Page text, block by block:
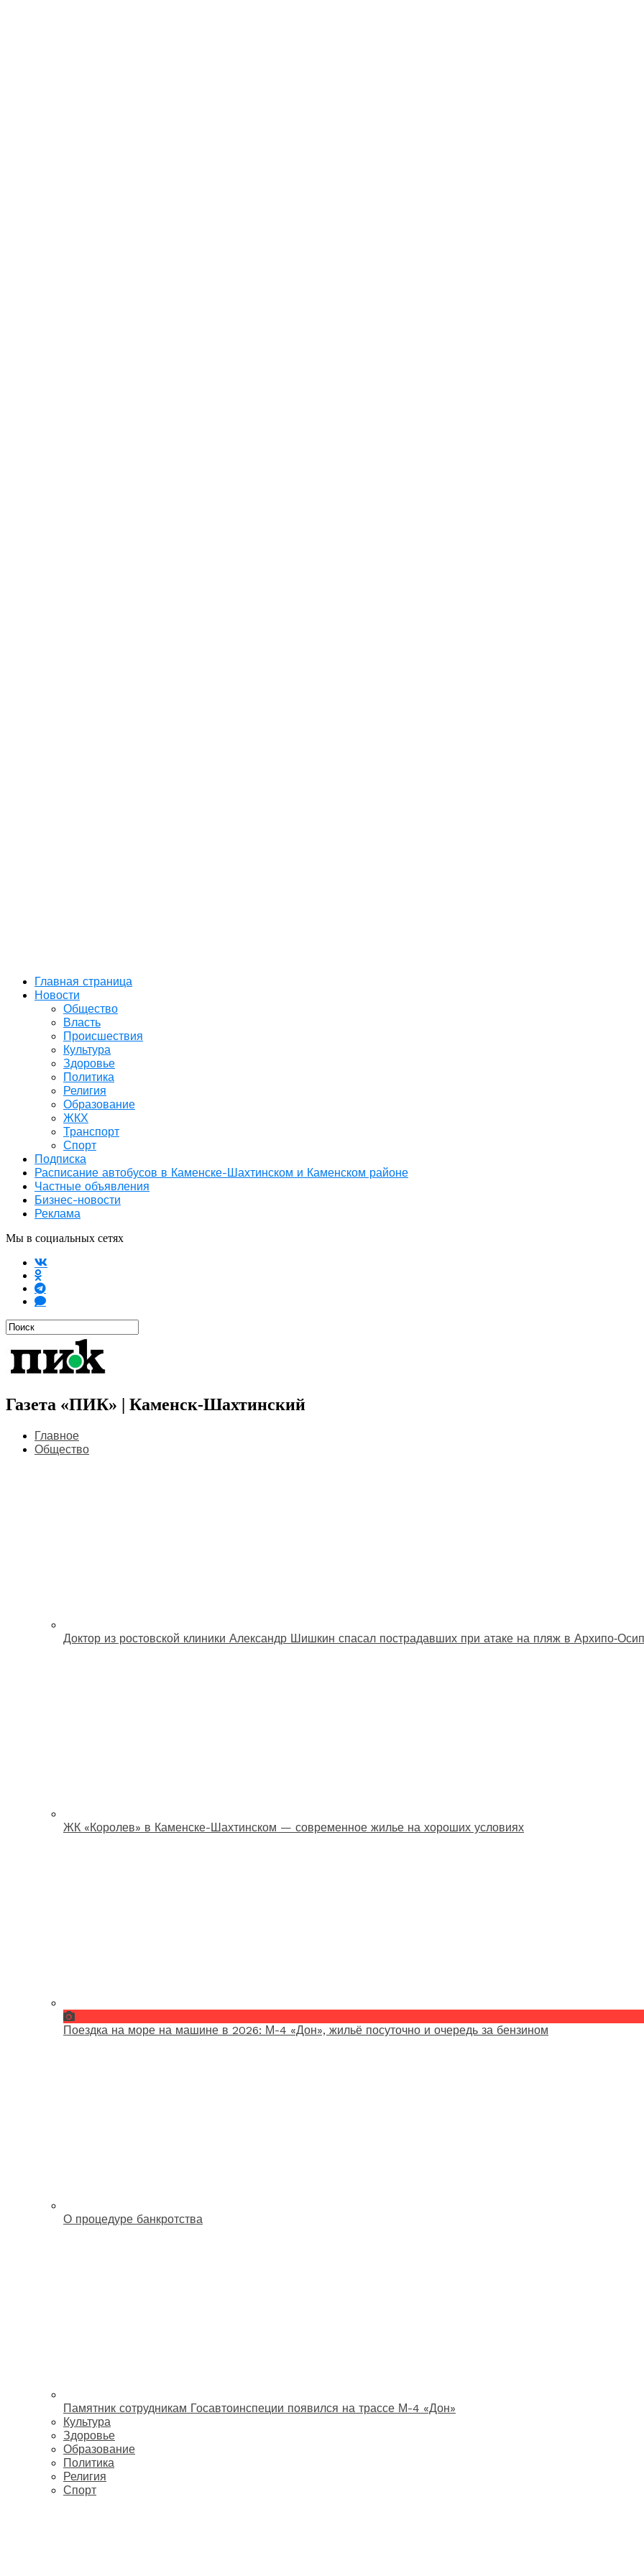
Главная страница
Новости
Общество
Власть
Происшествия
Культура
Здоровье
Политика
Религия
Образование
ЖКХ
Транспорт
Спорт
Подписка
Расписание автобусов в Каменске-Шахтинском и Каменском районе
Частные объявления
Бизнес-новости
Реклама
Мы в социальных сетях
Газета «ПИК» | Каменск-Шахтинский
Главное
Общество
Доктор из ростовской клиники Александр Шишкин спасал пострадавших при атаке на пляж в
ЖК «Королев» в Каменске-Шахтинском — современное жилье на хороших условиях
Поездка на море на машине в 2026: М-4 «Дон», жильё посуточно и очередь за бензином
О процедуре банкротства
Памятник сотрудникам Госавтоинспеции появился на трассе М-4 «Дон»
Культура
Здоровье
Образование
Политика
Религия
Спорт